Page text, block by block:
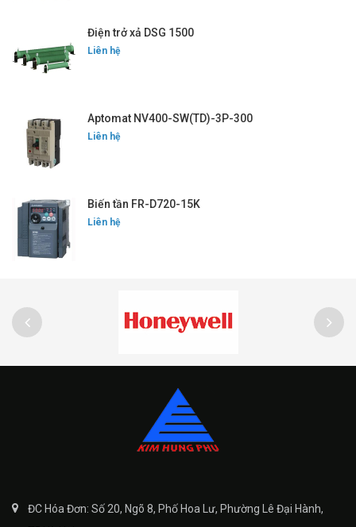
Điện trở xả DSG 1500
Liên hệ
Aptomat NV400-SW(TD)-3P-300
Liên hệ
Biến tần FR-D720-15K
Liên hệ
ĐC Hóa Đơn: Số 20, Ngõ 8, Phố Hoa Lư, Phường Lê Đại Hành,